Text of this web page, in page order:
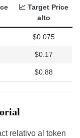
📈 Target Price
alto
$0.075
$0.17
$0.88
relativo al token